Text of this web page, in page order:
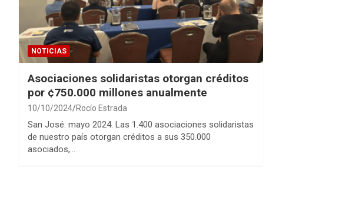
NOTICIAS
Asociaciones solidaristas otorgan créditos
por ¢750.000 millones anualmente
10/10/2024 Rocío Estrada
San José. mayo 2024. Las 1.400 asociaciones solidaristas
de nuestro país otorgan créditos a sus 350.000
asociados,…